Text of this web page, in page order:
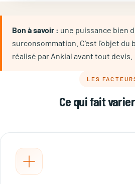
Bon à savoir : une puissance bien
surconsommation. C'est l'objet du
réalisé par Ankial avant tout devis.
LES
Ce qui fait